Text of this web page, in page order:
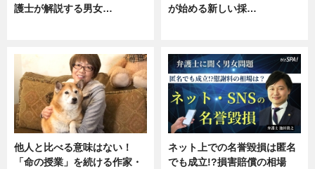
護士が解説する男女…
が始める新しい採…
他人と比べる意味はない！
「命の授業」を続ける作家・
ネット上での名誉毀損は匿名
でも成立!?損害賠償の相場